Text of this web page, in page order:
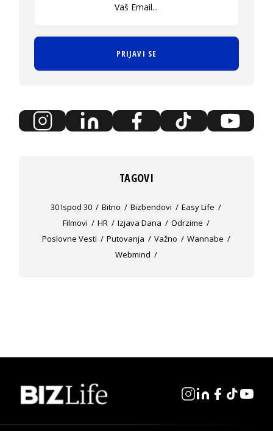
PRIJAVI SE
TAGOVI
30 Ispod 30 Bitno Bizbendovi
Easy Life
Filmovi
HR Izjava Dana
Odrzime
Poslovne Vesti
Putovanja Važno
Wannabe
Webmind